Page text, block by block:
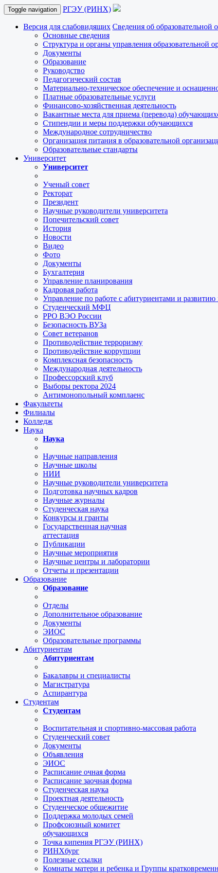
Toggle navigation РГЭУ (РИНХ)
Версия для слабовидящих Сведения об образовательной
Основные сведения
Структура и органы управления образовательной
Документы
Образование
Руководство
Педагогический состав
Материально-техническое обеспечение и
Платные образовательные услуги
Финансово-хозяйственная деятельность
Вакантные места для приема (перевода)
Стипендии и меры поддержки обучающихся
Международное сотрудничество
Организация питания в образовательной
Образовательные стандарты
Университет
Университет
Ученый совет
Ректорат
Президент
Научные руководители университета
Попечительский совет
История
Новости
Видео
Фото
Документы
Бухгалтерия
Управление планирования
Кадровая работа
Управление по работе с абитуриентами и развитию
Студенческий МФЦ
РРО ВЭО России
Безопасность ВУЗа
Совет ветеранов
Противодействие терроризму
Противодействие коррупции
Комплексная безопасность
Международная деятельность
Профессорский клуб
Выборы ректора 2024
Антимонопольный комплаенс
Факультеты
Филиалы
Колледж
Наука
Наука
Научные направления
Научные школы
НИИ
Научные руководители университета
Подготовка научных кадров
Научные журналы
Студенческая наука
Конкурсы и гранты
Государственная научная
аттестация
Публикации
Научные мероприятия
Научные центры и лаборатории
Отчеты и презентации
Образование
Образование
Отделы
Дополнительное образование
Документы
ЭИОС
Образовательные программы
Абитуриентам
Абитуриентам
Бакалавры и специалисты
Магистратура
Аспирантура
Студентам
Студентам
Воспитательная и спортивно-массовая работа
Студенческий совет
Документы
Объявления
ЭИОС
Расписание очная форма
Расписание заочная форма
Студенческая наука
Проектная деятельность
Студенческое общежитие
Поддержка молодых семей
Профсоюзный комитет
обучающихся
Точка кипения РГЭУ (РИНХ)
РИНХбург
Полезные ссылки
Комнаты матери и ребенка и Группы